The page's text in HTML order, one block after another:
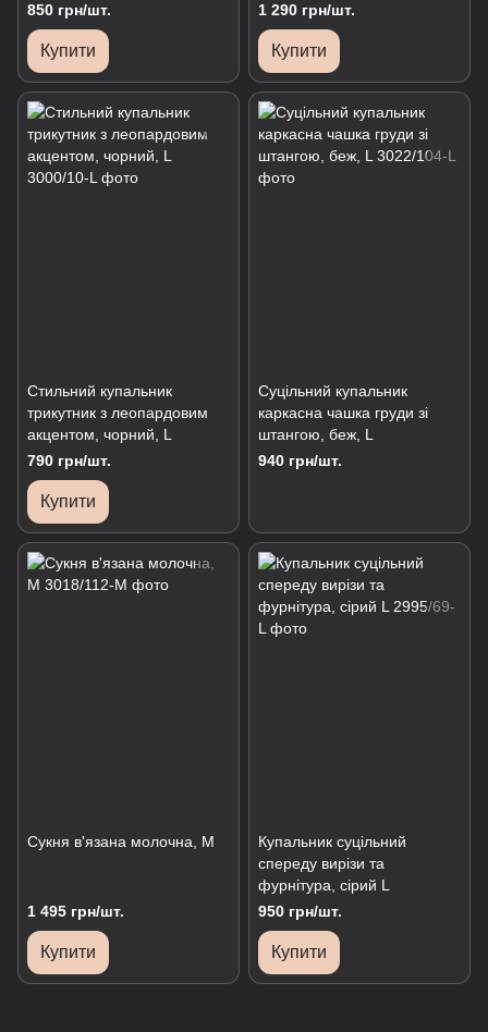
850 грн/шт.
Купити
1 290 грн/шт.
Купити
Стильний купальник
трикутник з леопардовим
акцентом, чорний, L
790 грн/шт.
Купити
Суцільний купальник
каркасна чашка груди зі
штангою, беж, L
940 грн/шт.
Сукня в'язана молочна, М
1 495 грн/шт.
Купити
Купальник суцільний
спереду вирізи та
фурнітура, сірий L
950 грн/шт.
Купити